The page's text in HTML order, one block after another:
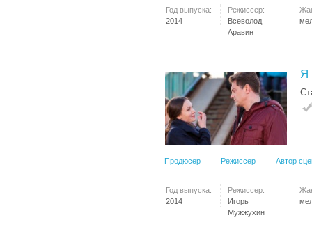
Год выпуска:
2014
Режиссер:
Всеволод
Аравин
Я
Продюсер Режиссер Автор
Год выпуска:
2014
Режиссер:
Игорь
Мужжухин